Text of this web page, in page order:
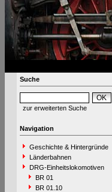
Suche
zur erweiterten Suche
Navigation
Geschichte & Hintergründe
Länderbahnen
DRG-Einheitslokomotiven
BR 01
BR 01.10